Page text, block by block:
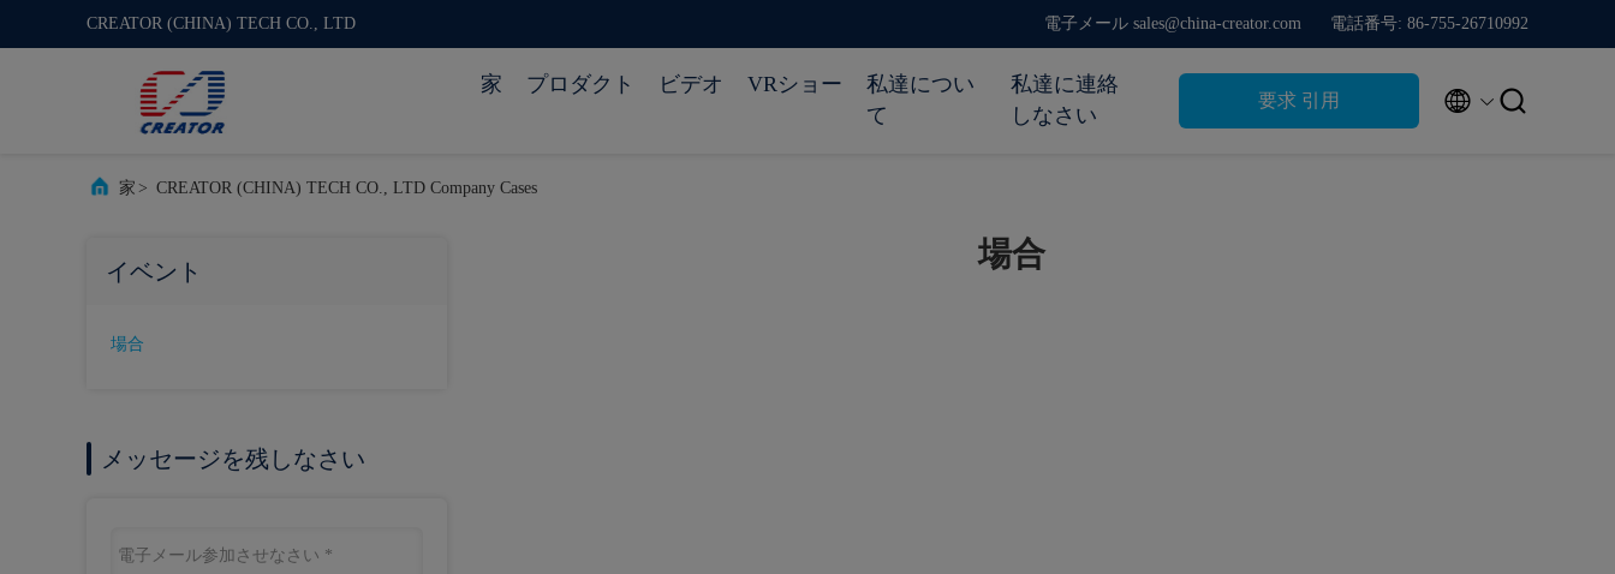
CREATOR (CHINA) TECH CO., LTD 電子メール sales@china-creator.com 電話番号: 86-755-26710992
家 プロダクト ビデオ VRショー
私達につい
て
私達に連絡
しなさい
要求 引用  
家 > CREATOR (CHINA) TECH CO., LTD Company Cases
イベント
場合
メッセージを残しなさい
場合